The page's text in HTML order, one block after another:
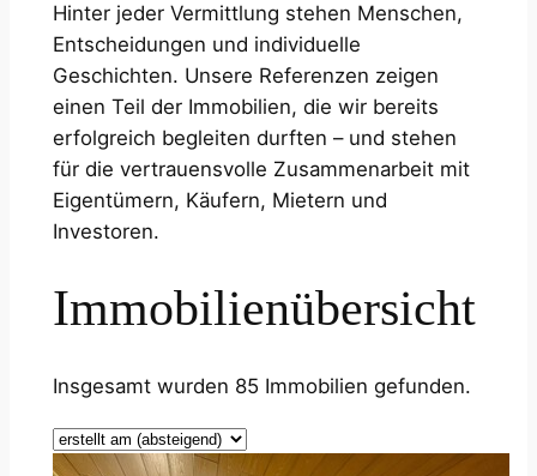
Hinter jeder Vermittlung stehen Menschen,
Entscheidungen und individuelle
Geschichten. Unsere Referenzen zeigen
einen Teil der Immobilien, die wir bereits
erfolgreich begleiten durften – und stehen
für die vertrauensvolle Zusammenarbeit mit
Eigentümern, Käufern, Mietern und
Investoren.
Immobilienübersicht
Insgesamt wurden 85 Immobilien gefunden.